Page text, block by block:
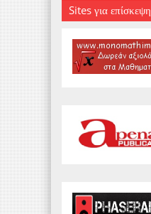
Sites για επίσκεψη